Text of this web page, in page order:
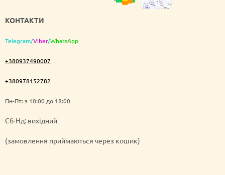
КОНТАКТИ
Telegram/Viber/WhatsApp
+380937490007
+380978152782
Пн-Пт: з 10:00 до 18:00
Cб-Нд: вихідний
(замовлення приймаються через кошик)